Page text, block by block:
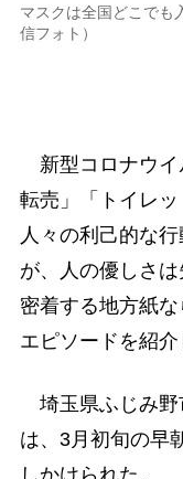
マスクは全国どこでも
信フォト）
新型コロナウイ
転売」「トイレッ
人々の利己的な
が、人の優しさ
密着する地方紙
エピソードを紹介
埼玉県ふじみ野
は、3月初旬の早